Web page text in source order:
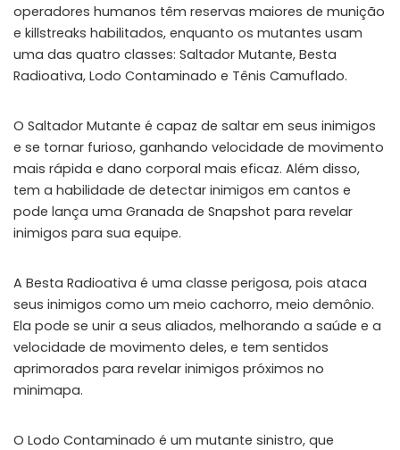
WHY JOIN THE CHANNEL?
ALL PERKS — ZERO NOISE • 100% FREE
💎 100% FREE to join
No subscription, no credit card required — ever
⚡Tricks BEFORE website
Get exclusive codes and strategies before anyone else
Temporary download keys — grab them fast, they expire
operadores humanos têm reservas maiores de munição
e killstreaks habilitados, enquanto os mutantes usam
uma das quatro classes: Saltador Mutante, Besta
Radioativa, Lodo Contaminado e Tênis Camuflado.
O Saltador Mutante é capaz de saltar em seus inimigos
e se tornar furioso, ganhando velocidade de movimento
mais rápida e dano corporal mais eficaz. Além disso,
tem a habilidade de detectar inimigos em cantos e
pode lança uma Granada de Snapshot para revelar
inimigos para sua equipe.
A Besta Radioativa é uma classe perigosa, pois ataca
seus inimigos como um meio cachorro, meio demônio.
Ela pode se unir a seus aliados, melhorando a saúde e a
velocidade de movimento deles, e tem sentidos
aprimorados para revelar inimigos próximos no
minimapa.
O Lodo Contaminado é um mutante sinistro, que